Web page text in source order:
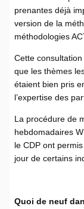
prenantes déjà
version de la
méthodologies
Cette
que les thèmes
étaient bien pris
l’expertise des
La procédure de
hebdomadaires
le CDP ont
jour de certains
Quoi de neuf